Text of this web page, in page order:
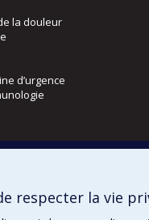
la douleur
d’urgence
respecter la vie